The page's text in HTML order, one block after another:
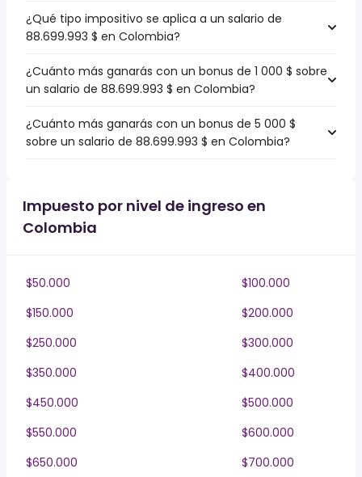
¿Qué tipo impositivo se aplica a un salario de
88.699.993 $ en Colombia?
¿Cuánto más ganarás con un bonus de 1 000 $ sobre
un salario de 88.699.993 $ en Colombia?
¿Cuánto más ganarás con un bonus de 5 000 $
sobre un salario de 88.699.993 $ en Colombia?
Impuesto por nivel de ingreso en
Colombia
$50.000
$100.000
$150.000
$200.000
$250.000
$300.000
$350.000
$400.000
$450.000
$500.000
$550.000
$600.000
$650.000
$700.000